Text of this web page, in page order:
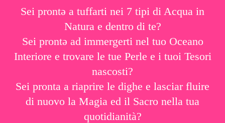
Sei prontǝ a tuffarti nei 7 tipi di Acqua in
Natura e dentro di te?
Sei prontǝ ad immergerti nel tuo Oceano
Interiore e trovare le tue Perle e i tuoi Tesori
nascosti?
Sei pronta a riaprire le dighe e lasciar fluire
di nuovo la Magia ed il Sacro nella tua
quotidianità?